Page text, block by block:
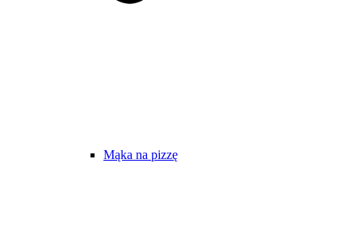
Mąka na pizzę